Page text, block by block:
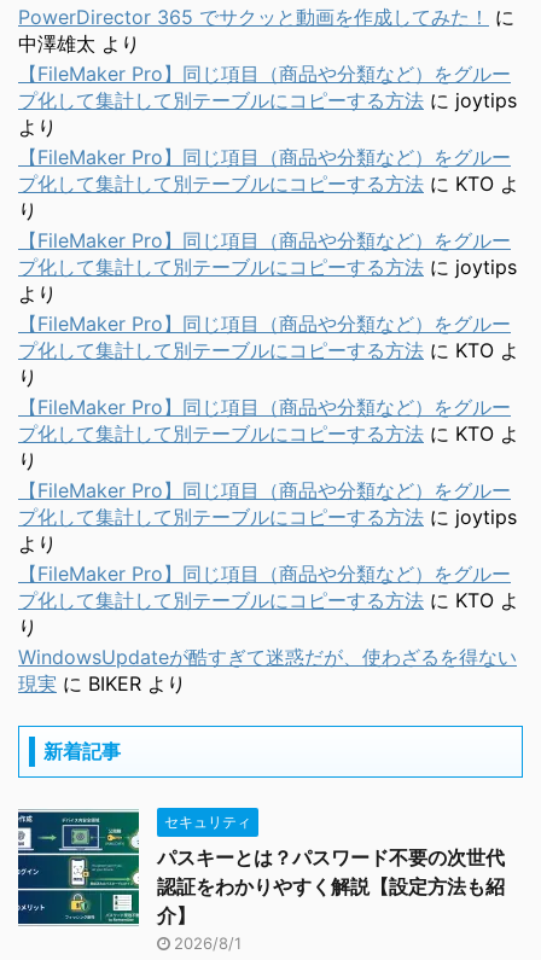
PowerDirector 365 でサクッと動画を作成してみた！
に
中澤雄太 より
【FileMaker Pro】同じ項目（商品や分類など）をグルー
プ化して集計して別テーブルにコピーする方法 に joytips
より
【FileMaker Pro】同じ項目（商品や分類など）をグルー
プ化して集計して別テーブルにコピーする方法 に KTO よ
り
【FileMaker Pro】同じ項目（商品や分類など）をグルー
プ化して集計して別テーブルにコピーする方法 に joytips
より
【FileMaker Pro】同じ項目（商品や分類など）をグルー
プ化して集計して別テーブルにコピーする方法 に KTO よ
り
【FileMaker Pro】同じ項目（商品や分類など）をグルー
プ化して集計して別テーブルにコピーする方法 に KTO よ
り
【FileMaker Pro】同じ項目（商品や分類など）をグルー
プ化して集計して別テーブルにコピーする方法 に joytips
より
【FileMaker Pro】同じ項目（商品や分類など）をグルー
プ化して集計して別テーブルにコピーする方法 に KTO よ
り
WindowsUpdateが酷すぎて迷惑だが、使わざるを得ない
現実 に BIKER より
新着記事
セキュリティ
パスキーとは？パスワード不要の次世代
認証をわかりやすく解説【設定方法も紹
介】
2026/8/1